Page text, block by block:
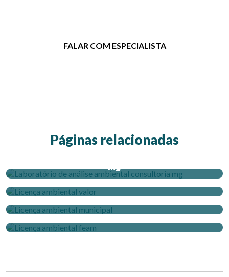
FALAR COM ESPECIALISTA
Páginas relacionadas
mg
Licença ambiental valor
Licença ambiental municipal
Licença ambiental feam